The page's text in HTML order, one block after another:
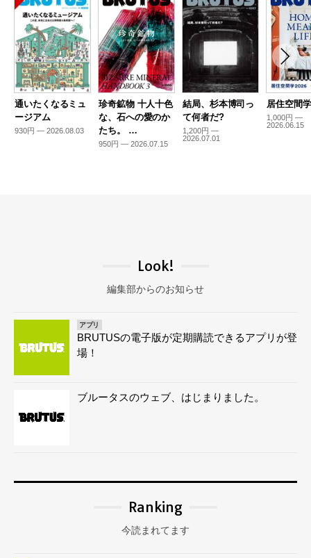
通いたくなるミュ
ージアム
930円 — 2026.08.03
珍奇鉱物 十人十色
な、石への愛のか
たち。 …
950円 — 2026.07.15
結局、杉本博司っ
て何者だ?
1,200円 —
2026.07.01
居住空間
1,000円 —
2026.06.15
Look!
編集部からのお知らせ
アプリ
BRUTUSの電子版が定期購読できるアプリが登
場！
ブルータスのウェブ、はじまりました。
Ranking
今読まれてます